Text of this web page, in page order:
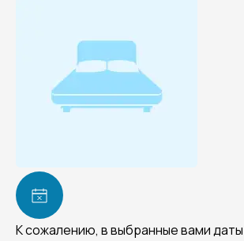
К сожалению, в выбранные вами